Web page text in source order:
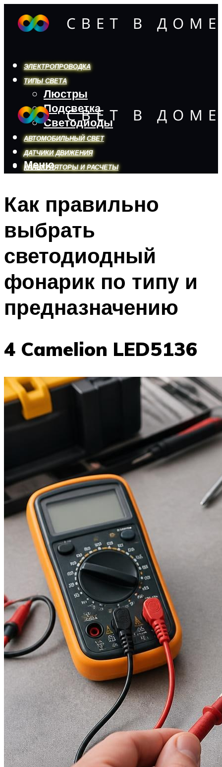
ЭЛЕКТРОПРОВОДКА
ТИПЫ СВЕТА
Люстры
Подсветка
Светодиоды
АВТОМОБИЛЬНЫЙ СВЕТ
ДАТЧИКИ ДВИЖЕНИЯ
КАЛЬКУЛЯТОРЫ И РАСЧЕТЫ
Меню
Меню
Как правильно
выбрать
светодиодный
фонарик по типу и
предназначению
4 Camelion LED5136